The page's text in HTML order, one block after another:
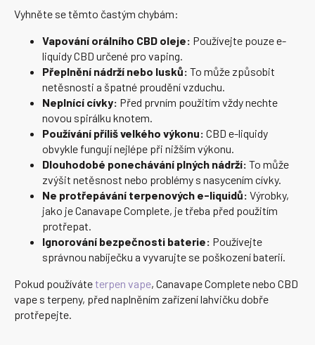
Vyhněte se těmto častým chybám:
Vapování orálního CBD oleje: Používejte pouze e-
liquidy CBD určené pro vaping.
Přeplnění nádrží nebo lusků: To může způsobit
netěsnosti a špatné proudění vzduchu.
Neplnící cívky: Před prvním použitím vždy nechte
novou spirálku knotem.
Používání příliš velkého výkonu: CBD e-liquidy
obvykle fungují nejlépe při nižším výkonu.
Dlouhodobé ponechávání plných nádrží: To může
zvýšit netěsnost nebo problémy s nasycením cívky.
Ne protřepávání terpenových e-liquidů: Výrobky,
jako je Canavape Complete, je třeba před použitím
protřepat.
Ignorování bezpečnosti baterie: Používejte
správnou nabíječku a vyvarujte se poškození baterií.
Pokud používáteterpen vape, Canavape Complete nebo CBD
vape s terpeny, před naplněním zařízení lahvičku dobře
protřepejte.